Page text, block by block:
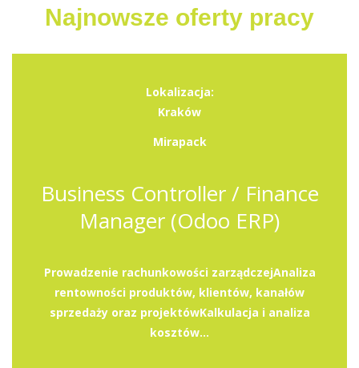
Najnowsze oferty pracy
Lokalizacja:
Kraków
Mirapack
Business Controller / Finance
Manager (Odoo ERP)
Prowadzenie rachunkowości zarządczejAnaliza
rentowności produktów, klientów, kanałów
sprzedaży oraz projektówKalkulacja i analiza
kosztów...